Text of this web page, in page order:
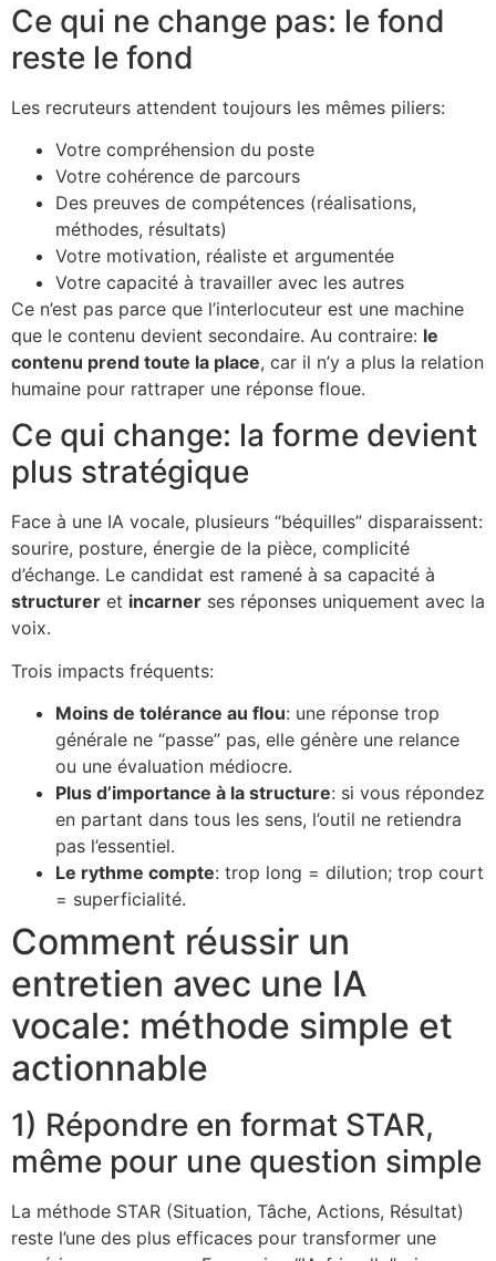
Ce qui ne change pas: le fond
reste le fond
Les recruteurs attendent toujours les mêmes piliers:
Votre compréhension du poste
Votre cohérence de parcours
Des preuves de compétences (réalisations,
méthodes, résultats)
Votre motivation, réaliste et argumentée
Votre capacité à travailler avec les autres
Ce n’est pas parce que l’interlocuteur est une machine
que le contenu devient secondaire. Au contraire: le
contenu prend toute la place, car il n’y a plus la relation
humaine pour rattraper une réponse floue.
Ce qui change: la forme devient
plus stratégique
Face à une IA vocale, plusieurs “béquilles” disparaissent:
sourire, posture, énergie de la pièce, complicité
d’échange. Le candidat est ramené à sa capacité à
structurer et incarner ses réponses uniquement avec la
voix.
Trois impacts fréquents:
Moins de tolérance au flou: une réponse trop
générale ne “passe” pas, elle génère une relance
ou une évaluation médiocre.
Plus d’importance à la structure: si vous répondez
en partant dans tous les sens, l’outil ne retiendra
pas l’essentiel.
Le rythme compte: trop long = dilution; trop court
= superficialité.
Comment réussir un
entretien avec une IA
vocale: méthode simple et
actionnable
1) Répondre en format STAR,
même pour une question simple
La méthode STAR (Situation, Tâche, Actions, Résultat)
reste l’une des plus efficaces pour transformer une